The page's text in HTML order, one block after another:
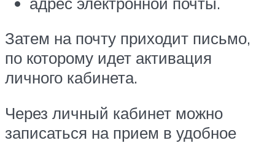
Затем на почту приходит письмо,
по которому идет активация
личного кабинета.
Через личный кабинет можно
записаться на прием в удобное